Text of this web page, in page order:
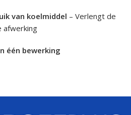
van koelmiddel – Verlengt de
afwerking
één bewerking